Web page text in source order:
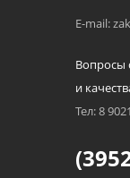
E-mail:
Вопросы
и
Тел: 8